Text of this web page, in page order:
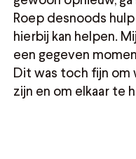
Roep desnoods
hierbij kan helpen.
een gegeven
Dit was toch fijn om
zijn en om elkaar te